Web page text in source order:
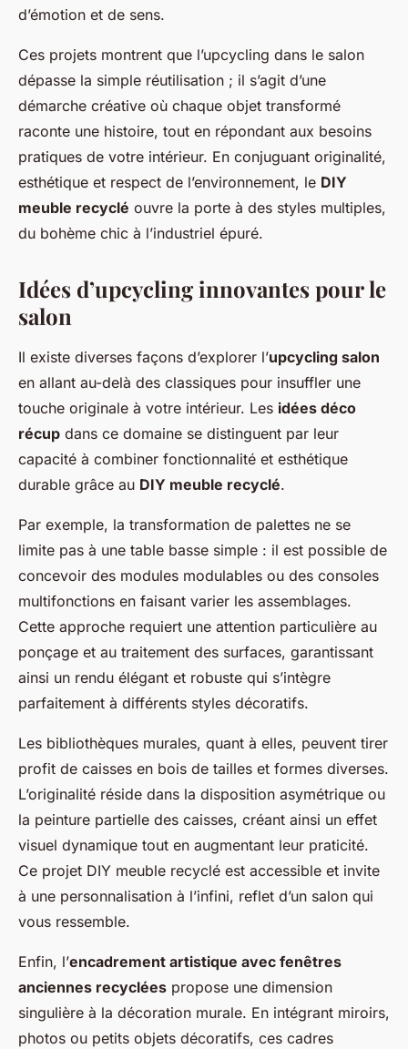
d’émotion et de sens.
Ces projets montrent que l’upcycling dans le salon
dépasse la simple réutilisation ; il s’agit d’une
démarche créative où chaque objet transformé
raconte une histoire, tout en répondant aux besoins
pratiques de votre intérieur. En conjuguant originalité,
esthétique et respect de l’environnement, le DIY
meuble recyclé ouvre la porte à des styles multiples,
du bohème chic à l’industriel épuré.
Idées d’upcycling innovantes pour le
salon
Il existe diverses façons d’explorer l’upcycling salon
en allant au-delà des classiques pour insuffler une
touche originale à votre intérieur. Les idées déco
récup dans ce domaine se distinguent par leur
capacité à combiner fonctionnalité et esthétique
durable grâce au DIY meuble recyclé.
Par exemple, la transformation de palettes ne se
limite pas à une table basse simple : il est possible de
concevoir des modules modulables ou des consoles
multifonctions en faisant varier les assemblages.
Cette approche requiert une attention particulière au
ponçage et au traitement des surfaces, garantissant
ainsi un rendu élégant et robuste qui s’intègre
parfaitement à différents styles décoratifs.
Les bibliothèques murales, quant à elles, peuvent tirer
profit de caisses en bois de tailles et formes diverses.
L’originalité réside dans la disposition asymétrique ou
la peinture partielle des caisses, créant ainsi un effet
visuel dynamique tout en augmentant leur praticité.
Ce projet DIY meuble recyclé est accessible et invite
à une personnalisation à l’infini, reflet d’un salon qui
vous ressemble.
Enfin, l’encadrement artistique avec fenêtres
anciennes recyclées propose une dimension
singulière à la décoration murale. En intégrant miroirs,
photos ou petits objets décoratifs, ces cadres